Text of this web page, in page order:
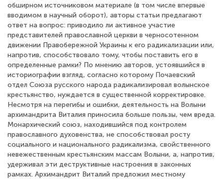
обширном источниковом материале (в том числе впервые
вводимом в научный оборот), авторы статьи предлагают
ответ на вопрос: приводило ли активное участие
представителей православной церкви в черносотенном
движении Правобережной Украины к его радикализации или,
напротив, способствовало тому, чтобы поставить его в
определенные рамки? По мнению авторов, устоявшийся в
историографии взгляд, согласно которому Почаевский
отдел Союза русского народа радикализировал волынское
крестьянство, нуждается в существенной корректировке.
Несмотря на перегибы и ошибки, деятельность на Волыни
архимандрита Виталия приносила больше пользы, чем вреда.
Монархический союз, находившийся под контролем
православного духовенства, не способствовал росту
социального и национального радикализма, свойственного
невежественным крестьянским массам Волыни, а, напротив,
удерживал эти деструктивные настроения в законных
рамках. Архимандрит Виталий предложил местному